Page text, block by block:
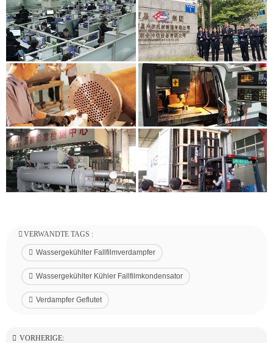
VERWANDTE TAGS :
Wassergekühlter Fallfilmverdampfer
Wassergekühlter Kühler Fallfilmkondensator
Verdampfer Geflutet
VORHERIGE: